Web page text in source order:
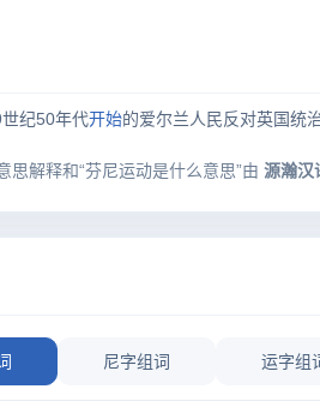
纪50年代开始的爱尔兰人民反对英国统
思解释和“芬尼运动是什么意思”由 源瀚汉
尼字组词 运字组